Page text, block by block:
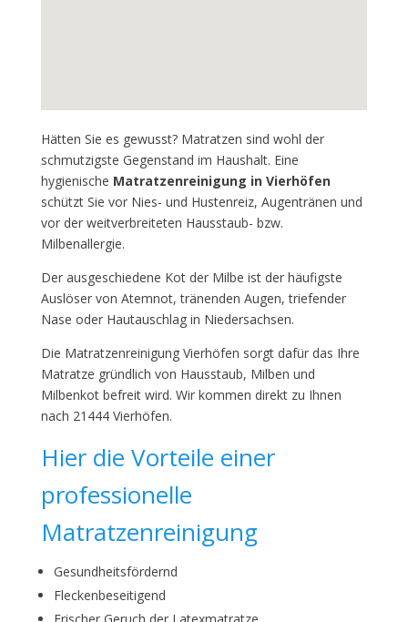
Hätten Sie es gewusst? Matratzen sind wohl der
schmutzigste Gegenstand im Haushalt. Eine
hygienische Matratzenreinigung in Vierhöfen
schützt Sie vor Nies- und Hustenreiz, Augentränen und
vor der weitverbreiteten Hausstaub- bzw.
Milbenallergie.
Der ausgeschiedene Kot der Milbe ist der häufigste
Auslöser von Atemnot, tränenden Augen, triefender
Nase oder Hautauschlag in Niedersachsen.
Die Matratzenreinigung Vierhöfen sorgt dafür das Ihre
Matratze gründlich von Hausstaub, Milben und
Milbenkot befreit wird. Wir kommen direkt zu Ihnen
nach 21444 Vierhöfen.
Hier die Vorteile einer
professionelle
Matratzenreinigung
Gesundheitsfördernd
Fleckenbeseitigend